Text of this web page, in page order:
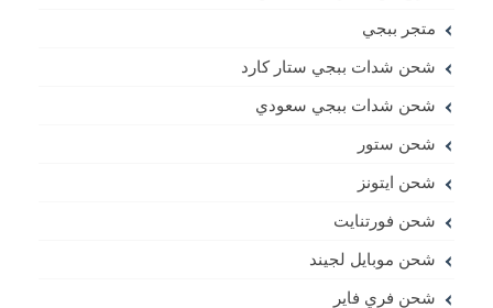
متجر ببجي
شحن شدات ببجي ستار كارد
شحن شدات ببجي سعودي
شحن ستور
شحن ايتونز
شحن فورتنايت
شحن موبايل لجيند
شحن فري فاير